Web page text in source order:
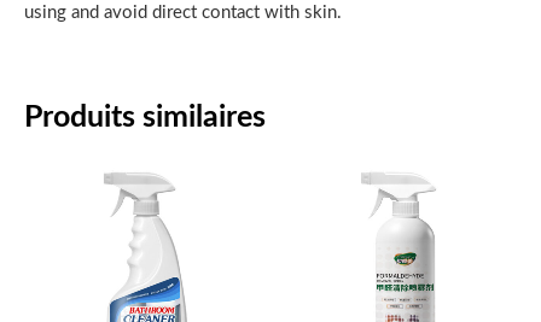
using and avoid direct contact with skin.
Produits similaires